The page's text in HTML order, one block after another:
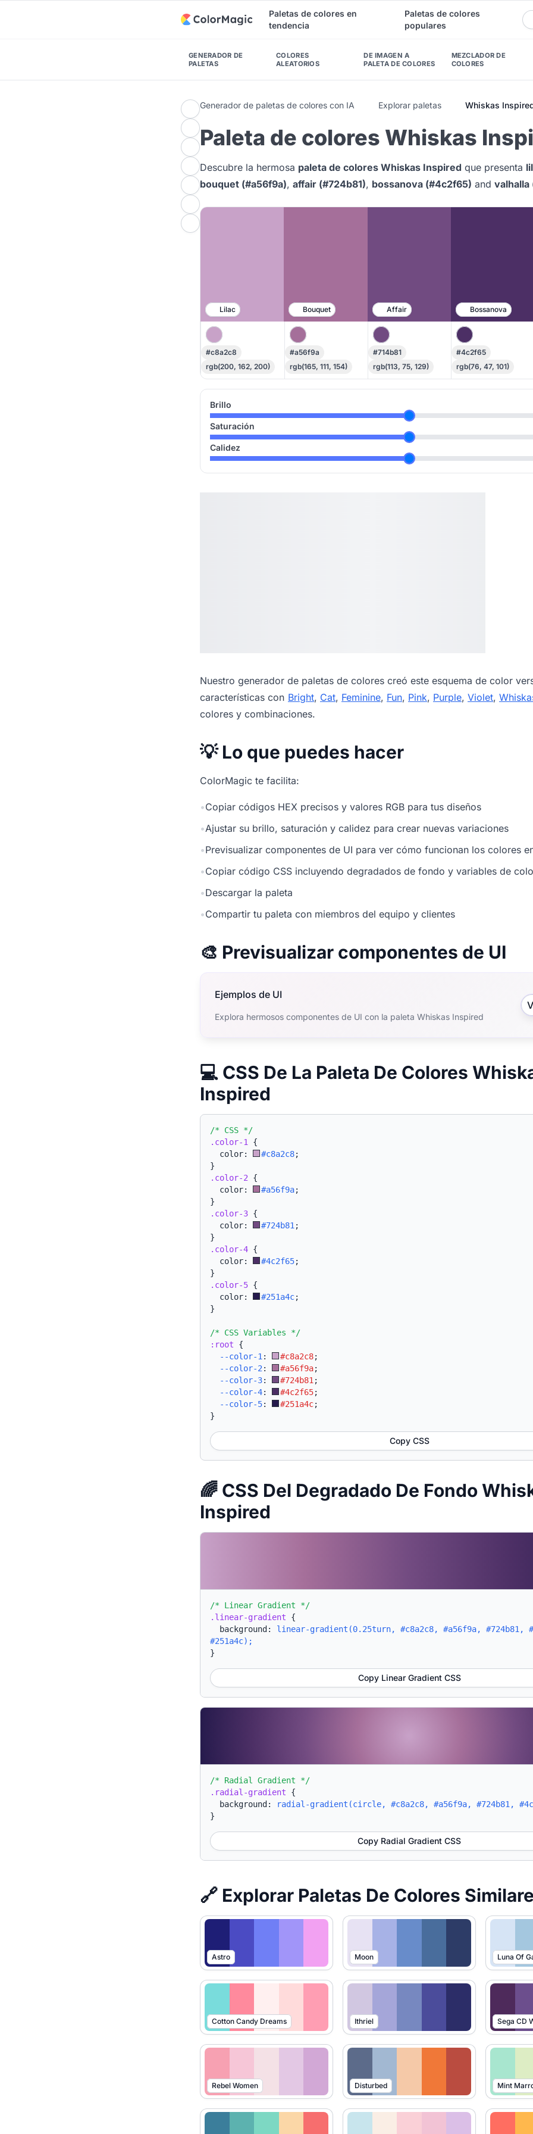
Paletas de colores en
tendencia
Paletas de colores
populares
GENERADOR DE
PALETAS
COLORES
ALEATORIOS
DE IMAGEN A
PALETA DE COLORES
MEZCLADOR DE
COLORES
Generador de paletas de colores con IA Explorar paletas Whiskas
Paleta de colores Whiskas
Descubre la hermosa paleta de colores Whiskas Inspired que presenta
bouquet (#a56f9a), affair (#724b81), bossanova (#4c2f65) and valhalla
Lilac Bouquet Affair Bossanova
#c8a2c8
rgb(200, 162, 200)
#a56f9a
rgb(165, 111, 154)
#714b81
rgb(113, 75, 129)
#4c2f65
rgb(76, 47, 101)
Brillo
Saturación
Calidez
Nuestro generador de paletas de colores creó este esquema de color
características con Bright, Cat, Feminine, Fun, Pink, Purple, Violet,
colores y combinaciones.
💡 Lo que puedes hacer
ColorMagic te facilita:
•Copiar códigos HEX precisos y valores RGB para tus diseños
•Ajustar su brillo, saturación y calidez para crear nuevas variaciones
•Previsualizar componentes de UI para ver cómo funcionan los colores
•Copiar código CSS incluyendo degradados de fondo y variables de
•Descargar la paleta
•Compartir tu paleta con miembros del equipo y clientes
🎨 Previsualizar componentes de UI
Ejemplos de UI
Explora hermosos componentes de UI con la paleta Whiskas Inspired
💻 CSS De La Paleta De Colores
Inspired
/* CSS */
.color-1
{
  color:
#c8a2c8;
}
.color-2 {
  color:
#a56f9a;
}
.color-3 {
  color:
#724b81 ;
}
.color-4 {
  color:
#4c2f65;
}
.color-5 {
  color:
#251a4c;
}
/* CSS Variables */
:root {
--color-1 : #c8a2c8;
--color-2 : #a56f9a;
--color-3: #724b81 ;
--color-4: #4c2f65;
--color-5: #251a4c;
}
Copy CSS
🌈 CSS Del Degradado De Fondo
Inspired
/* Linear Gradient */
.linear-gradient {
background: linear-gradient(0.25turn, #c8a2c8, #a56f9a, #724b81,
#251a4c);
}
Copy Linear Gradient CSS
/* Radial Gradient */
.radial-gradient {
background:
radial-gradient(circle, #c8a2c8, #a56f9a, #724b81,
}
Copy Radial Gradient CSS
🔗 Explorar Paletas De Colores
Astro Moon Luna Of
Cotton Candy Dreams Ithriel Sega CD
Rebel Women Disturbed Mint